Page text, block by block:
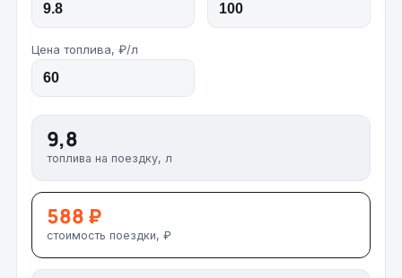
Цена топлива, ₽/л
9,8
топлива на поездку, л
588 ₽
стоимость поездки, ₽